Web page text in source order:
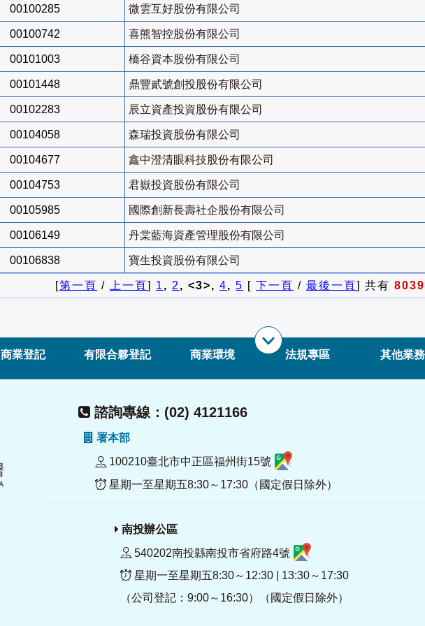
00100285 微雲互好股份有限公司
00100742 喜熊智控股份有限公司
00101003 橋谷資本股份有限公司
00101448 鼎豐貳號創投股份有限公司
00102283 辰立資產投資股份有限公司
00104058 森瑞投資股份有限公司
00104677 鑫中澄清眼科技股份有限公司
00104753 君嶽投資股份有限公司
00105985 國際創新長壽社企股份有限公司
00106149 丹棠藍海資產管理股份有限公司
00106838 寶生投資股份有限公司
[第一頁 / 上一頁] 1, 2, <3>, 4, 5 [ 下一頁 / 最後一頁] 共有 8039
商業登記 有限合夥登記 商業環境 法規專區 其他業務
諮詢專線：(02) 4121166
署本部
100210臺北市中正區福州街15號
星期一至星期五8:30～17:30（國定假日除外）
南投辦公區
540202南投縣南投市省府路4號
星期一至星期五8:30～12:30 | 13:30～17:30
（公司登記：9:00～16:30）（國定假日除外）